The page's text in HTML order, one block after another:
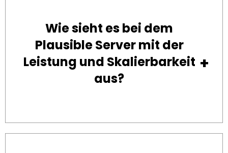
Wie sieht es bei dem
Plausible Server mit der
Leistung und Skalierbarkeit
aus?